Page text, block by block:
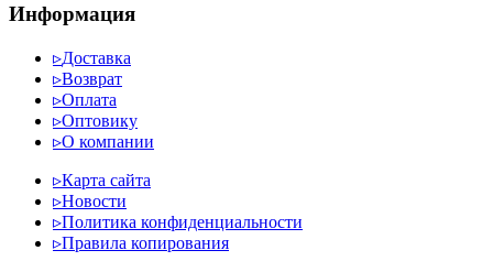
Информация
▹Доставка
▹Возврат
▹Оплата
▹Оптовику
▹О компании
▹Карта сайта
▹Новости
▹Политика конфиденциальности
▹Правила копирования